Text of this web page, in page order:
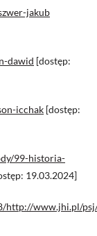
jakub
dawid [dostęp:
icchak [dostęp:
99-historia-
19.03.2024]
http://www.jhi.pl/